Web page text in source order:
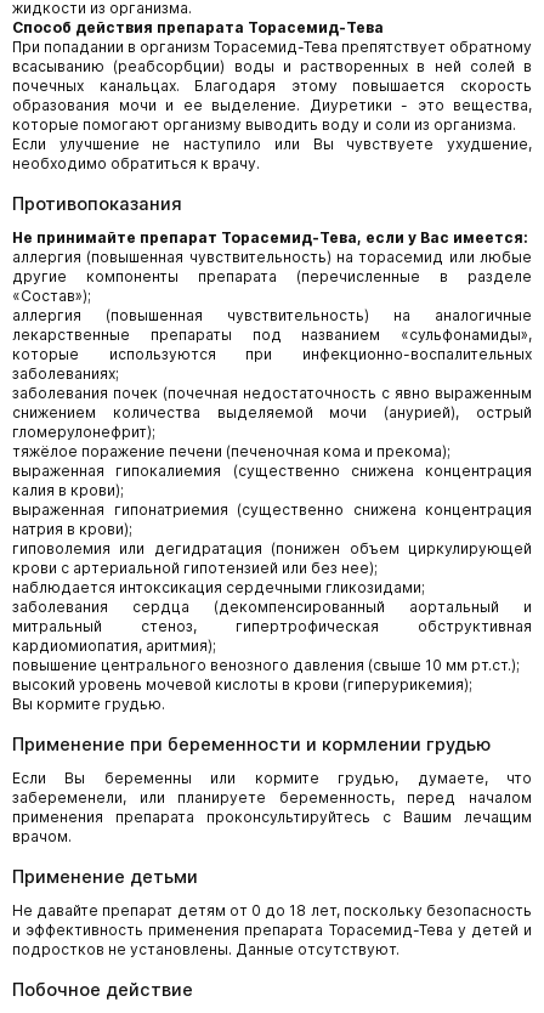
жидкости из организма.
Способ действия препарата Торасемид-Тева
При попадании в организм Торасемид-Тева препятствует обратному
всасыванию (реабсорбции) воды и растворенных в ней солей в
почечных канальцах. Благодаря этому повышается скорость
образования мочи и ее выделение. Диуретики - это вещества,
которые помогают организму выводить воду и соли из организма.
Если улучшение не наступило или Вы чувствуете ухудшение,
необходимо обратиться к врачу.
Противопоказания
Не принимайте препарат Торасемид-Тева, если у Вас имеется:
аллергия (повышенная чувствительность) на торасемид или любые
другие компоненты препарата (перечисленные в разделе
«Состав»);
аллергия (повышенная чувствительность) на аналогичные
лекарственные препараты под названием «сульфонамиды»,
которые используются при инфекционно-воспалительных
заболеваниях;
заболевания почек (почечная недостаточность с явно выраженным
снижением количества выделяемой мочи (анурией), острый
гломерулонефрит);
тяжёлое поражение печени (печеночная кома и прекома);
выраженная гипокалиемия (существенно снижена концентрация
калия в крови);
выраженная гипонатриемия (существенно снижена концентрация
натрия в крови);
гиповолемия или дегидратация (понижен объем циркулирующей
крови с артериальной гипотензией или без нее);
наблюдается интоксикация сердечными гликозидами;
заболевания сердца (декомпенсированный аортальный и
митральный стеноз, гипертрофическая обструктивная
кардиомиопатия, аритмия);
повышение центрального венозного давления (свыше 10 мм рт.ст.);
высокий уровень мочевой кислоты в крови (гиперурикемия);
Вы кормите грудью.
Применение при беременности и кормлении грудью
Если Вы беременны или кормите грудью, думаете, что
забеременели, или планируете беременность, перед началом
применения препарата проконсультируйтесь с Вашим лечащим
врачом.
Применение детьми
Не давайте препарат детям от 0 до 18 лет, поскольку безопасность
и эффективность применения препарата Торасемид-Тева у детей и
подростков не установлены. Данные отсутствуют.
Побочное действие